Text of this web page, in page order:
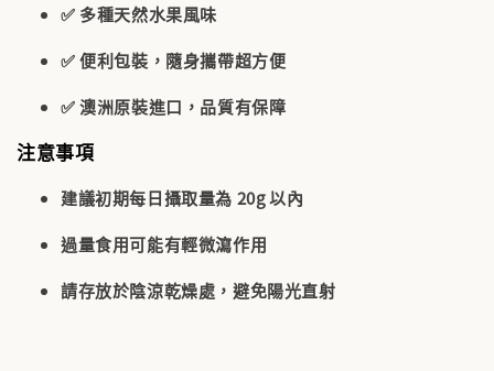
✅ 多種天然水果風味
✅ 便利包裝，隨身攜帶超方便
✅ 澳洲原裝進口，品質有保障
注意事項
建議初期每日攝取量為 20g 以內
過量食用可能有輕微瀉作用
請存放於陰涼乾燥處，避免陽光直射